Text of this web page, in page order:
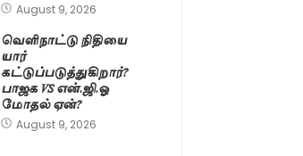
August 9, 2026
வெளிநாட்டு நிதியை
யார்
கட்டுப்படுத்துகிறார்?
பாஜக VS என்.ஜி.ஓ
மோதல் ஏன்?
August 9, 2026